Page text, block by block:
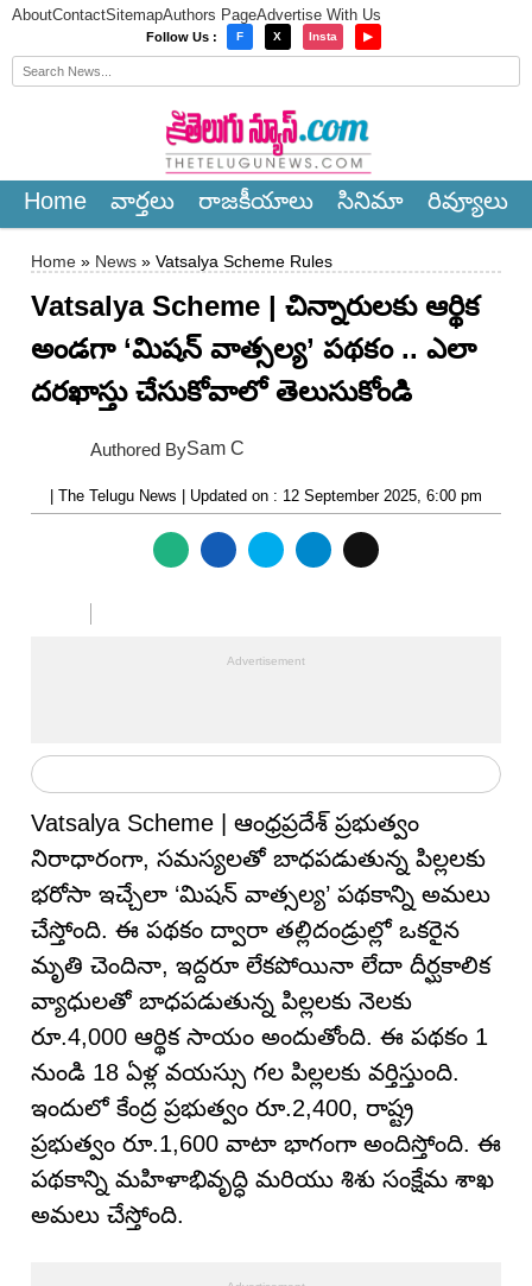
AboutContactSitemapAuthors PageAdvertise With Us
Follow Us : F X Insta ▶
Home వార్త‌లు రాజ‌కీయాలు సినిమా రివ్యూలు
Home » News » Vatsalya Scheme Rules
Vatsalya Scheme | చిన్నారులకు ఆర్థిక
అండగా ‘మిషన్ వాత్సల్య’ పథకం .. ఎలా
దరఖాస్తు చేసుకోవాలో తెలుసుకోండి
Authored BySam C
| The Telugu News | Updated on : 12 September 2025, 6:00 pm
Vatsalya Scheme | ఆంధ్రప్రదేశ్ ప్రభుత్వం
నిరాధారంగా, సమస్యలతో బాధపడుతున్న పిల్లలకు
భరోసా ఇచ్చేలా ‘మిషన్ వాత్సల్య’ పథకాన్ని అమలు
చేస్తోంది. ఈ పథకం ద్వారా తల్లిదండ్రుల్లో ఒకరైన
మృతి చెందినా, ఇద్దరూ లేకపోయినా లేదా దీర్ఘకాలిక
వ్యాధులతో బాధపడుతున్న పిల్లలకు నెలకు
రూ.4,000 ఆర్థిక సాయం అందుతోంది. ఈ పథకం 1
నుండి 18 ఏళ్ల వయస్సు గల పిల్లలకు వర్తిస్తుంది.
ఇందులో కేంద్ర ప్రభుత్వం రూ.2,400, రాష్ట్ర
ప్రభుత్వం రూ.1,600 వాటా భాగంగా అందిస్తోంది. ఈ
పథకాన్ని మహిళాభివృద్ధి మరియు శిశు సంక్షేమ శాఖ
అమలు చేస్తోంది.